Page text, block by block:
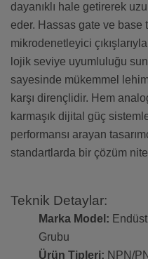
dayanıklı hale getirerek
eder. Hassas gate ve base
mikrodenetleyici
lojik seviye uyumluluğu
sayesinde mükemmel
karşı dirençlidir. Hem
karmaşık dijital güç
performansı arayan
standartlarda bir çözüm
Teknik Detaylar:
Marka Model:
Grubu
Ürün Tipleri: NPN/